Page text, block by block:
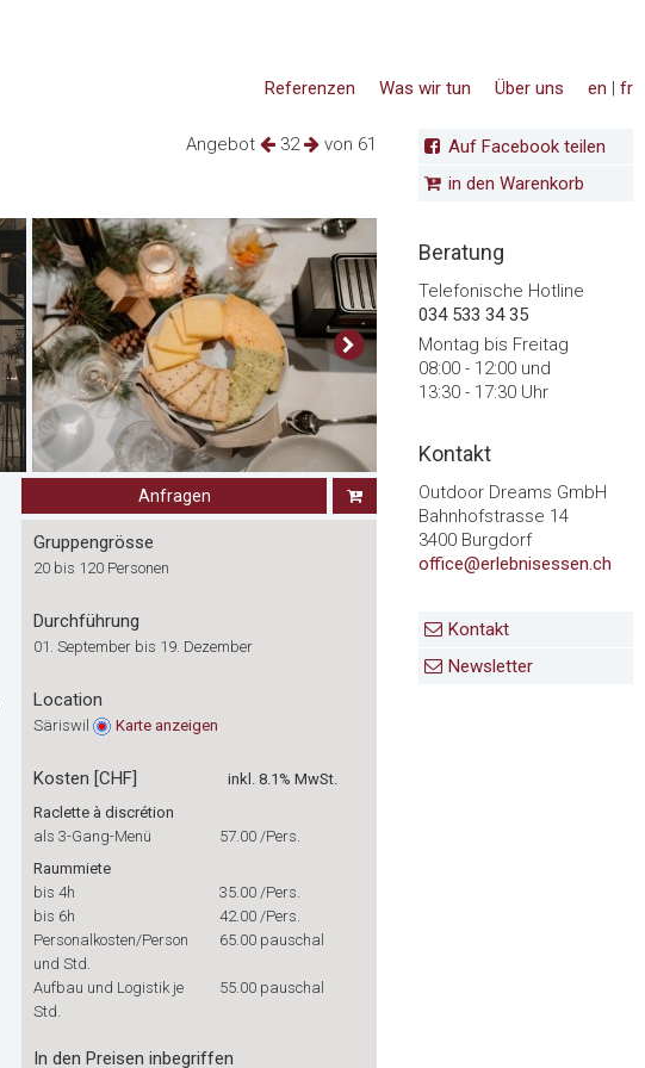
en | fr
Über uns
Was wir tun
Referenzen
Angebot 32 von 61
Anfragen
Gruppengrösse
20 bis 120 Personen
Durchführung
01. September bis 19. Dezember
Location
Säriswil Karte anzeigen
Kosten [CHF]
inkl. 8.1% MwSt.
Raclette à discrétion
als 3-Gang-Menü
57.00 /Pers.
Raummiete
bis 4h
35.00 /Pers.
bis 6h
42.00 /Pers.
Personalkosten/Person
und Std.
65.00 pauschal
Aufbau und Logistik je
Std.
55.00 pauschal
In den Preisen inbegriffen
Auf Facebook teilen
in den Warenkorb
Beratung
Telefonische Hotline
034 533 34 35
Montag bis Freitag
08:00 - 12:00 und
13:30 - 17:30 Uhr
Kontakt
Outdoor Dreams GmbH
Bahnhofstrasse 14
3400 Burgdorf
office@erlebnisessen.ch
Kontakt
Newsletter